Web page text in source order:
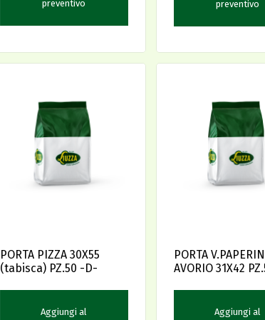
preventivo preventivo
PORTA PIZZA 30X55
(tabisca) PZ.50 -D-
Aggiungi al
PORTA
AVORIO 31X42
Aggiungi al